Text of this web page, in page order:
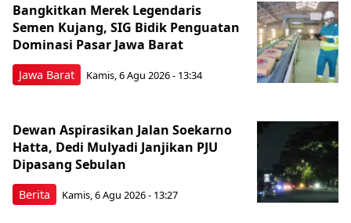
Jawa Barat
Bangkitkan Merek Legendaris
Semen Kujang, SIG Bidik Penguatan
Dominasi Pasar Jawa Barat
Kamis, 6 Agu 2026 - 13:34
Berita
Dewan Aspirasikan Jalan Soekarno
Hatta, Dedi Mulyadi Janjikan PJU
Dipasang Sebulan
Kamis, 6 Agu 2026 - 13:27